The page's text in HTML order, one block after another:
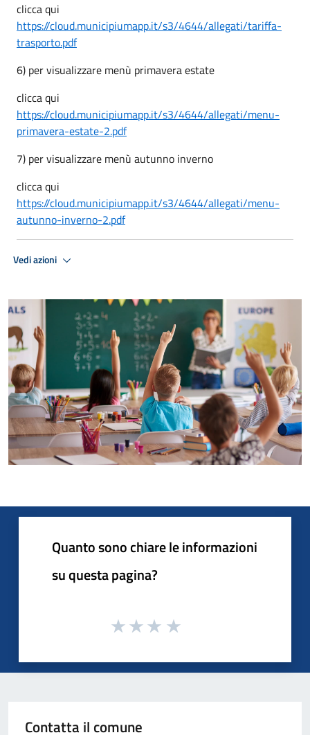
clicca qui
https://cloud.municipiumapp.it/s3/4644/allegati/tariffa-
trasporto.pdf
6) per visualizzare menù primavera estate
clicca qui
https://cloud.municipiumapp.it/s3/4644/allegati/menu-
primavera-estate-2.pdf
7) per visualizzare menù autunno inverno
clicca qui
https://cloud.municipiumapp.it/s3/4644/allegati/menu-
autunno-inverno-2.pdf
Vedi azioni
Quanto sono chiare le informazioni
su questa pagina?
Contatta il comune